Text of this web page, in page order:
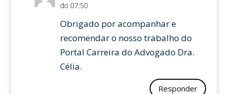
do 07:50
Obrigado por acompanhar e
recomendar o nosso trabalho do
Portal Carreira do Advogado Dra.
Célia.
Responder